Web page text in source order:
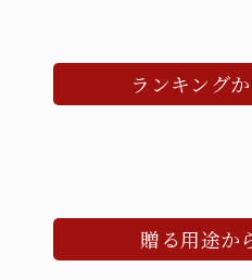
ランキング
贈る用途か